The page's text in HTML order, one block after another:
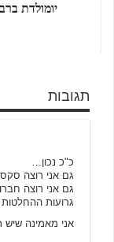
יומולדת
תגובות
כ"כ נכון…
גם אני רוצה סקס
גם אני רוצה
גרועות
אני מאמינה שיש